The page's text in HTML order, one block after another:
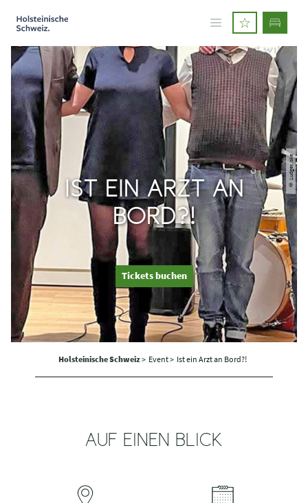
© Ludger Iske
IST EIN ARZT AN
BORD?!
Tickets buchen
Holsteinische Schweiz> Event > Ist ein Arzt an Bord?!
AUF EINEN BLICK